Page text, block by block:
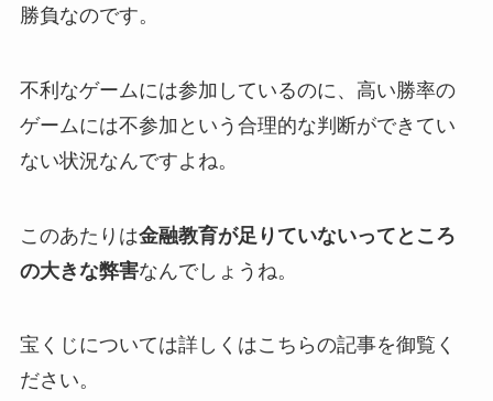
勝負なのです。
不利なゲームには参加しているのに、高い勝率の
ゲームには不参加という合理的な判断ができてい
ない状況なんですよね。
このあたりは金融教育が足りていないってところ
の大きな弊害なんでしょうね。
宝くじについては詳しくはこちらの記事を御覧く
ださい。